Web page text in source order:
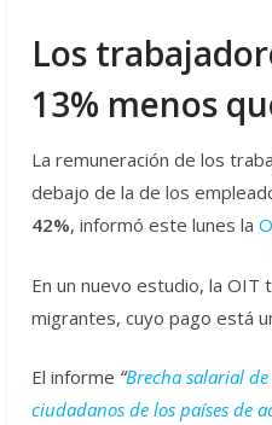
Los
13% menos
La remuneración de los
debajo de la de los
42%, informó este lunes la
En un nuevo estudio, la OIT
migrantes, cuyo pago está
El informe “Brecha salarial
ciudadanos de los países de